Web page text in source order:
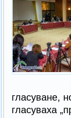
гласуване,
гласуваха